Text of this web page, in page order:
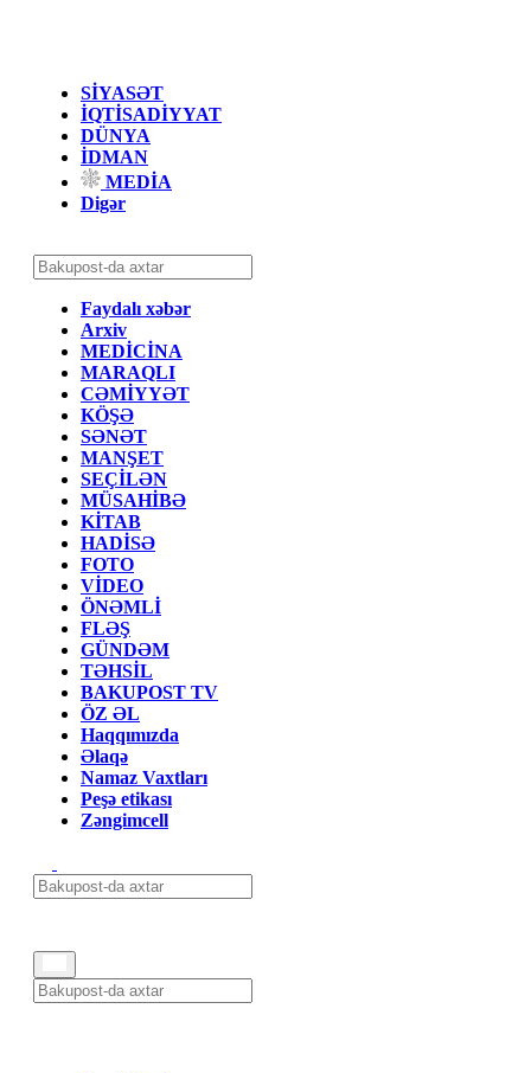
SİYASƏT
İQTİSADİYYAT
DÜNYA
İDMAN
MEDİA
Digər
Faydalı xəbər
Arxiv
MEDİCİNA
MARAQLI
CƏMİYYƏT
KÖŞƏ
SƏNƏT
MANŞET
SEÇİLƏN
MÜSAHİBƏ
KİTAB
HADİSƏ
FOTO
VİDEO
ÖNƏMLİ
FLƏŞ
GÜNDƏM
TƏHSİL
BAKUPOST TV
ÖZ ƏL
Haqqımızda
Əlaqə
Namaz Vaxtları
Peşə etikası
Zəngimcell